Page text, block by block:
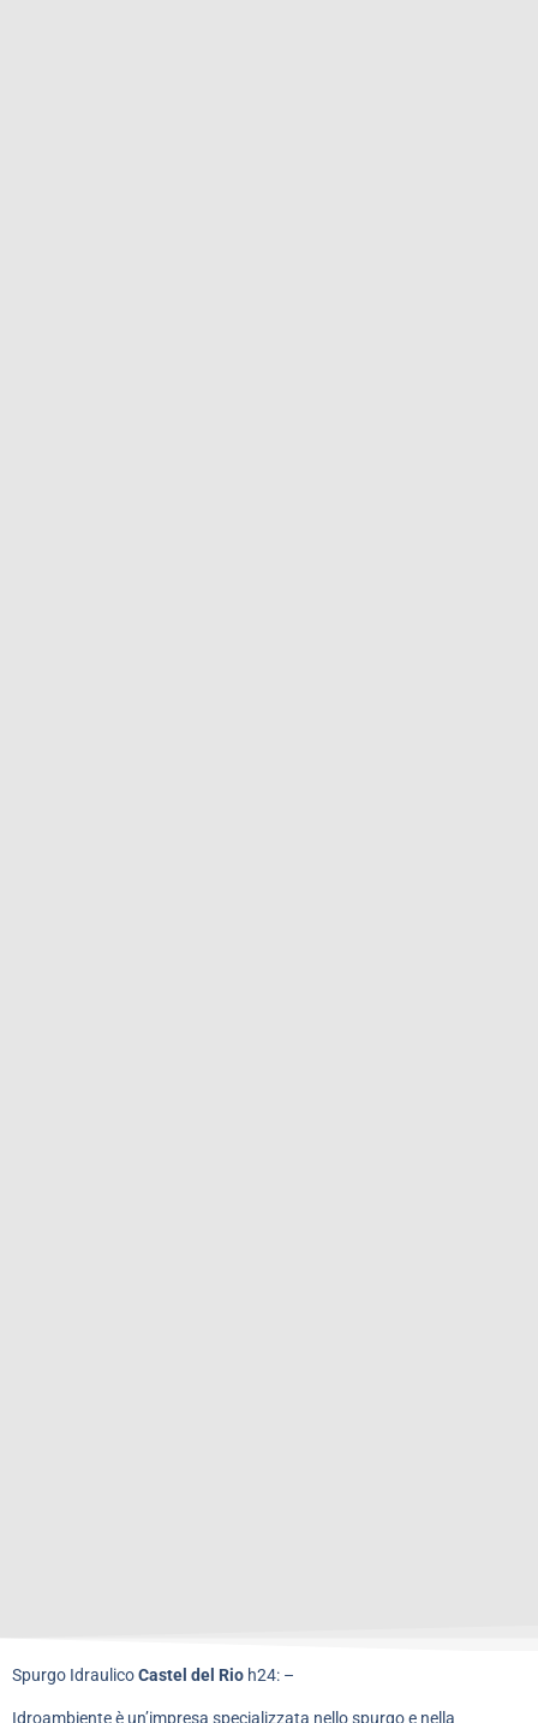
Spurgo IdraulicoCastel del Rio h24: –
Idroambiente è un’impresa specializzata nello spurgo e nella